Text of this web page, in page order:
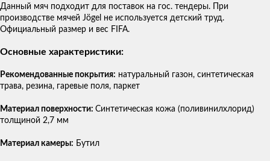
Данный мяч подходит для поставок на гос. тендеры. При
производстве мячей Jögel не используется детский труд.
Официальный размер и вес FIFA.
Основные характеристики:
Рекомендованные покрытия: натуральный газон, синтетическая
трава, резина, гаревые поля, паркет
Материал поверхности: Синтетическая кожа (поливинилхлорид)
толщиной 2,7 мм
Материал камеры: Бутил